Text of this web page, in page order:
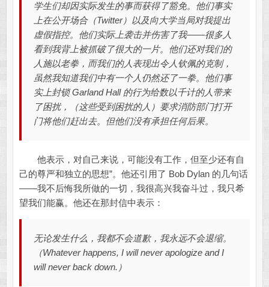
学生们却因实际发生的事而获得了豁免。他们事实
上在公开场合（Twitter）以及向大学当局对我提出
虚假指控。他们实际上袭击并伤害了我——很多人
看到我背上被抓破了很大的一片。他们还对我们的
人施以老拳，而我们的人表现出令人钦佩的克制，
虽然我知道我们中有一个人仍然还了一拳。他们事
实上封锁 Garland Hall 的行为给数以千计的人带来
了困扰，（这些受到困扰的人）要求消防部门打开
门将他们赶出去。但他们没有承担任何后果。
他表示，对自己来说，可能没有工作，但至少还有自
己的尊严和独立的思想”。他还引用了 Bob Dylan 的几句话
——我不后悔我所做的一切，我很高兴我奋斗过，我只希
望我们能赢。他还在那封信中表示：
无论发生什么，我都不会道歉，我永远不会退缩。
（Whatever happens, I will never apologize and I
will never back down.）